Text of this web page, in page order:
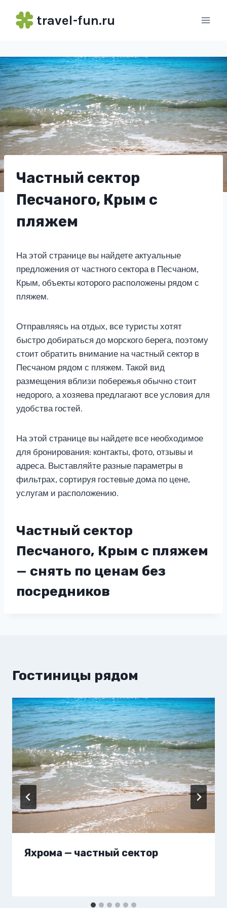
travel-fun.ru
Частный сектор
Песчаного, Крым с
пляжем
На этой странице вы найдете актуальные
предложения от частного сектора в Песчаном,
Крым, объекты которого расположены рядом с
пляжем.
Отправляясь на отдых, все туристы хотят
быстро добираться до морского берега, поэтому
стоит обратить внимание на частный сектор в
Песчаном рядом с пляжем. Такой вид
размещения вблизи побережья обычно стоит
недорого, а хозяева предлагают все условия для
удобства гостей.
На этой странице вы найдете все необходимое
для бронирования: контакты, фото, отзывы и
адреса. Выставляйте разные параметры в
фильтрах, сортируя гостевые дома по цене,
услугам и расположению.
Частный сектор
Песчаного, Крым с пляжем
— снять по ценам без
посредников
Гостиницы рядом
Яхрома — частный сектор